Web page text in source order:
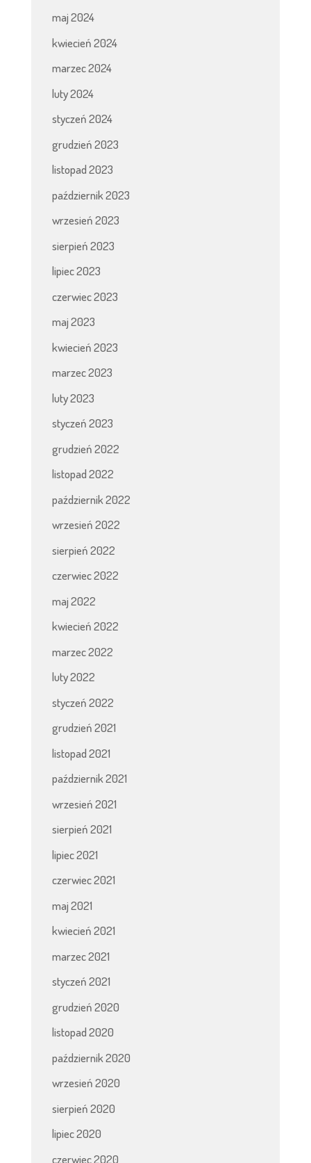
maj 2024
kwiecień 2024
marzec 2024
luty 2024
styczeń 2024
grudzień 2023
listopad 2023
październik 2023
wrzesień 2023
sierpień 2023
lipiec 2023
czerwiec 2023
maj 2023
kwiecień 2023
marzec 2023
luty 2023
styczeń 2023
grudzień 2022
listopad 2022
październik 2022
wrzesień 2022
sierpień 2022
czerwiec 2022
maj 2022
kwiecień 2022
marzec 2022
luty 2022
styczeń 2022
grudzień 2021
listopad 2021
październik 2021
wrzesień 2021
sierpień 2021
lipiec 2021
czerwiec 2021
maj 2021
kwiecień 2021
marzec 2021
styczeń 2021
grudzień 2020
listopad 2020
październik 2020
wrzesień 2020
sierpień 2020
lipiec 2020
czerwiec 2020